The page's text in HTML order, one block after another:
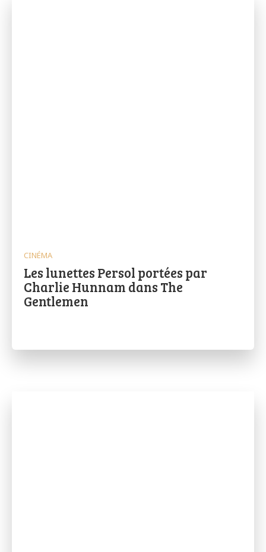
CINÉMA
Les lunettes Persol portées par
Charlie Hunnam dans The
Gentlemen